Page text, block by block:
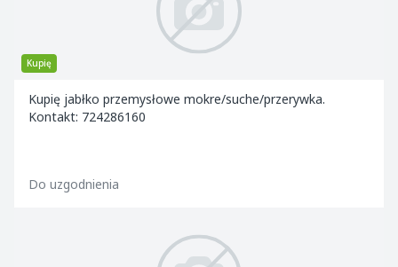
Kupię
Kupię jabłko przemysłowe mokre/suche/przerywka.
Kontakt: 724286160
Do uzgodnienia